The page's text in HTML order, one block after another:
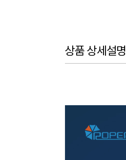
상품 상세설명